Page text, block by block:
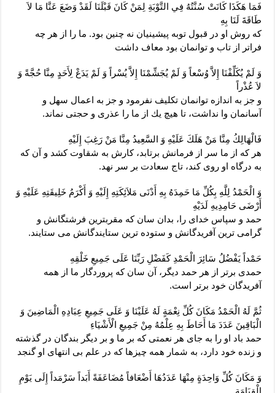
فَمَا هَكَذَا كَانَتْ سُنَّتُهُ فِي التَّوْبَةِ لِمَنْ كَانَ قَبْلَنَا لَقَدْ وَضَعَ عَنَّا مَا لاَ
طَاقَةَ لَنَا بِهِ‏
كه روش او در قبول توبه پيشينيان نه چنين بود. ما را از هر چه
فراتر از تاب و توانمان بود معاف داشت‏
وَ لَمْ يُكَلِّفْنَا إِلاَّ وُسْعاً وَ لَمْ يُجَشِّمْنَا إِلاَّ يُسْراً وَ لَمْ يَدَعْ لِأَحَدٍ مِنَّا حُجَّةً وَ
لاَ عُذْراً
و جز به اندازه توانمان تكليف نفرمود و جز به اعمال سهل و
آسانمان وا نداشت، تا هيچ يك از ما را عذرى و حجتى نماند.
فَالْهَالِكُ مِنَّا مَنْ هَلَكَ عَلَيْهِ وَ السَّعِيدُ مِنَّا مَنْ رَغِبَ إِلَيْهِ‏
هر كه از ما سر از فرمانش برتابد، كارش به شقاوت كشد و آن كه
به درگاه او روى كند، تاج سعادت بر سر نهد.
وَ الْحَمْدُ لِلَّهِ بِكُلِّ مَا حَمِدَهُ بِهِ أَدْنَى مَلاَئِكَتِهِ إِلَيْهِ وَ أَكْرَمُ خَلِيقَتِهِ عَلَيْهِ وَ
أَرْضَى حَامِدِيهِ لَدَيْهِ‏
حمد و سپاس خداى را، بدان سان كه مقرب‏ترين فرشتگانش و
گرامى‏ ترين آفريدگانش و ستوده ‏ترين ستايندگانش مى ‏ستايند.
حَمْداً يَفْضُلُ سَائِرَ الْحَمْدِ كَفَضْلِ رَبِّنَا عَلَى جَمِيعِ خَلْقِهِ‏
حمدى برتر از هر حمد ديگر، آن سان كه پروردگار ما از همه
آفريدگان خود برتر است.
ثُمَّ لَهُ الْحَمْدُ مَكَانَ كُلِّ نِعْمَةٍ لَهُ عَلَيْنَا وَ عَلَى جَمِيعِ عِبَادِهِ الْمَاضِينَ وَ
الْبَاقِينَ عَدَدَ مَا أَحَاطَ بِهِ عِلْمُهُ مِنْ جَمِيعِ الْأَشْيَاءِ
حمد باد او را به جاى هر نعمتى كه بر ما و بر ديگر بندگان در گذشته
و زنده خود دارد، به شمار همه چيزها كه در علم بى‏ انتهاى او گنجد
وَ مَكَانَ كُلِّ وَاحِدَةٍ مِنْهَا عَدَدُهَا أَضْعَافاً مُضَاعَفَةً أَبَداً سَرْمَداً إِلَى يَوْمِ
الْقِيَامَةِ